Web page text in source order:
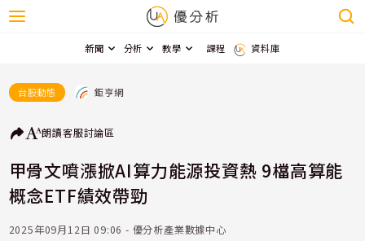
新聞 分析 教學 課程 資料庫
台股動態 鉅亨網
朗讀客服討論區
甲骨文噴漲掀AI算力能源投資熱 9檔高算能
概念ETF績效帶勁
2025年09月12日 09:06 - 優分析產業數據中心